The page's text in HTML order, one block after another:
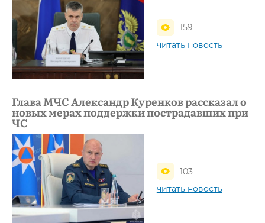
159
читать новость
Глава МЧС Александр Куренков рассказал о
новых мерах поддержки пострадавших при
ЧС
103
читать новость